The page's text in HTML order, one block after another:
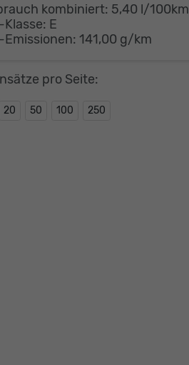
kombiniert: 5,40 l/100km
-Klasse: E
-Emissionen:141,00 g/km
pro Seite:
20 50 100 250